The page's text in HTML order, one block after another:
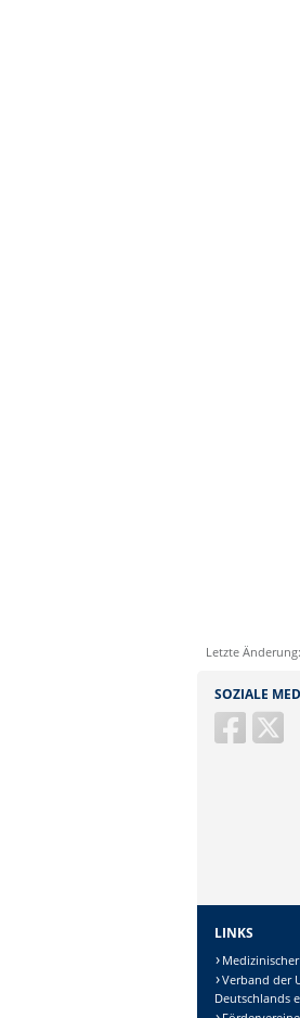
Letzte
Ihre E-
SOZIALE
LINKS
Verband der
Deutschlands